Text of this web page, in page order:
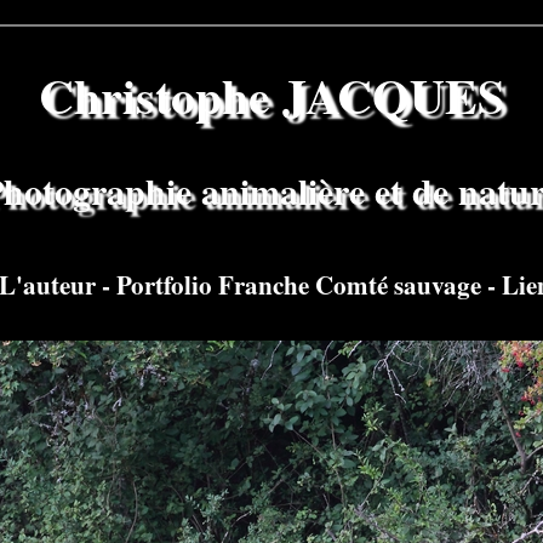
Christophe JACQUES
animalière et de
-Portfolio Franche Comté sauvage-